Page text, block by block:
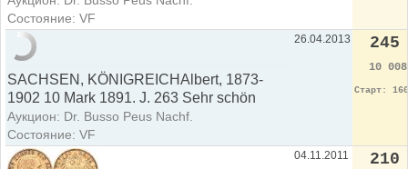
Состояние: VF
SACHSEN, KÖNIGREICHAlbert, 1873-
1902 10 Mark 1891. J. 263 Sehr schön
Аукцион: Dr. Busso Peus Nachf.
Состояние: VF
26.04.2013 245
10
Старт:
04.11.2011 210